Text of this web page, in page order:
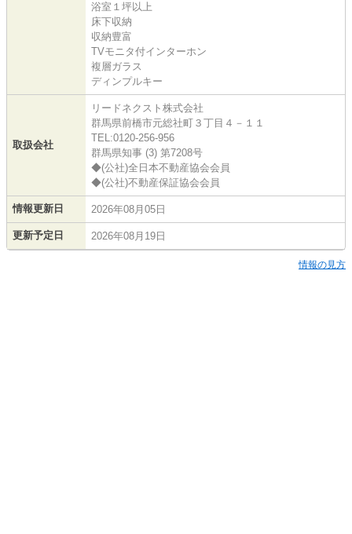
浴室１坪以上
床下収納
収納豊富
TVモニタ付インターホン
複層ガラス
ディンプルキー
取扱会社
リードネクスト株式会社
群馬県前橋市元総社町３丁目４－１１
TEL:0120-256-956
群馬県知事 (3) 第7208号
◆(公社)全日本不動産協会会員
◆(公社)不動産保証協会会員
情報更新日 2026年08月05日
更新予定日 2026年08月19日
情報の見方